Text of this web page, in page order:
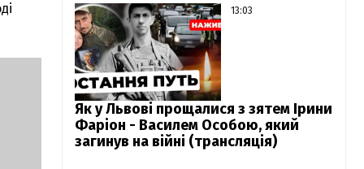
13:03
Як у Львові прощалися з зятем Ірини
Фаріон - Василем Особою, який
загинув на війні (трансляція)